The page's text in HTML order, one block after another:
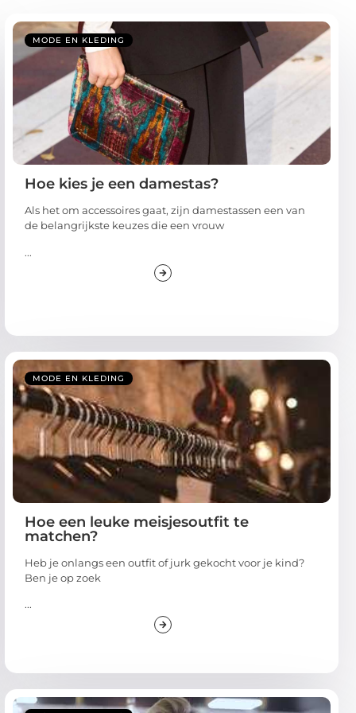
MODE EN KLEDING
Hoe kies je een damestas?
Als het om accessoires gaat, zijn damestassen een van
de belangrijkste keuzes die een vrouw
...
MODE EN KLEDING
Hoe een leuke meisjesoutfit te
matchen?
Heb je onlangs een outfit of jurk gekocht voor je kind?
Ben je op zoek
...